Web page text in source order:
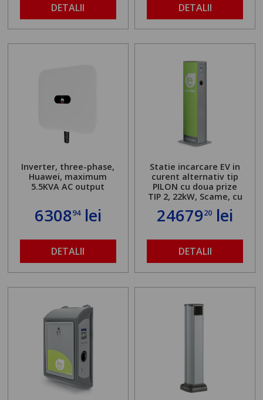
DETALII DETALII
Inverter, three-phase,
Huawei, maximum
5.5KVA AC output
630894lei
DETALII
Statie incarcare EV in
curent alternativ tip
PILON cu doua prize
TIP 2, 22kW, Scame, cu
2467920 lei
DETALII